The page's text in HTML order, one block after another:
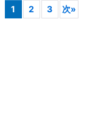
1 2 3 次»